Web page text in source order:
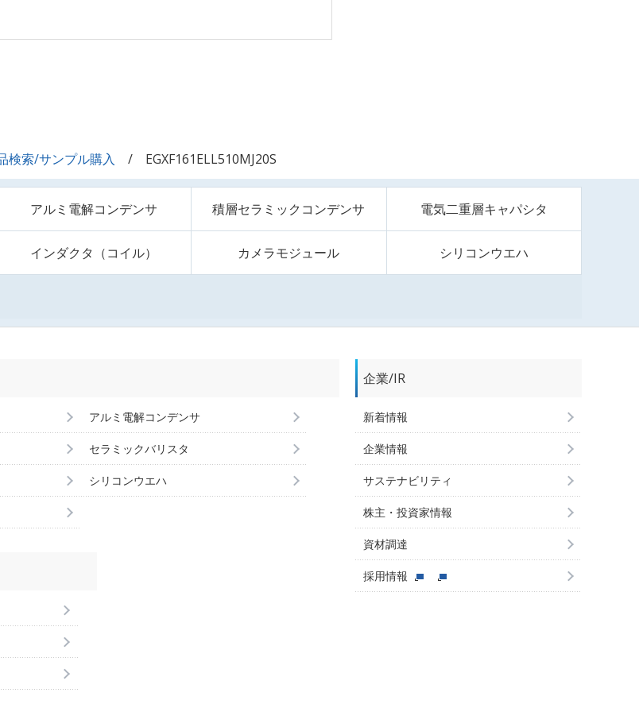
検索/サンプル購入 EGXF161ELL510MJ20S
アルミ電解コンデンサ 積層セラミックコンデンサ 電気二重層キャパシタ
インダクタ（コイル） カメラモジュール シリコンウエハ
アルミ電解コンデンサ
セラミックバリスタ
シリコンウエハ
企業/IR
新着情報
企業情報
サステナビリティ
株主・投資家情報
資材調達
採用情報